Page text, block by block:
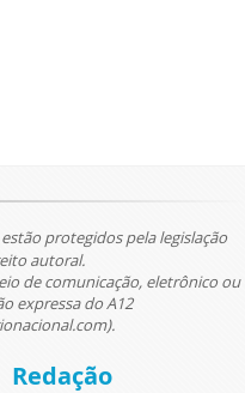
protegidos pela legislação
autoral.
de comunicação, eletrônico ou
expressa do A12
Redação